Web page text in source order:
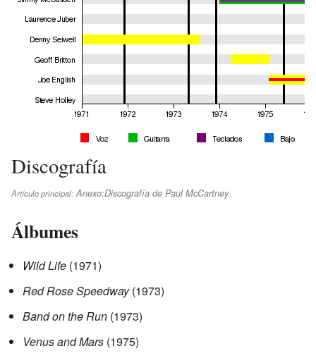
Discografía
Artículo principal: Anexo:Discografía de Paul McCartney
Álbumes
Wild Life (1971)
Red Rose Speedway(1973)
Band on the Run (1973)
Venus and Mars (1975)